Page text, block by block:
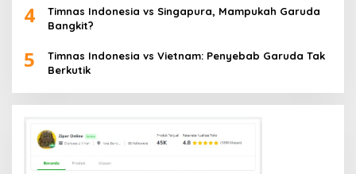
4
Timnas Indonesia vs Singapura, Mampukah Garuda
Bangkit?
5
Timnas Indonesia vs Vietnam: Penyebab Garuda Tak
Berkutik